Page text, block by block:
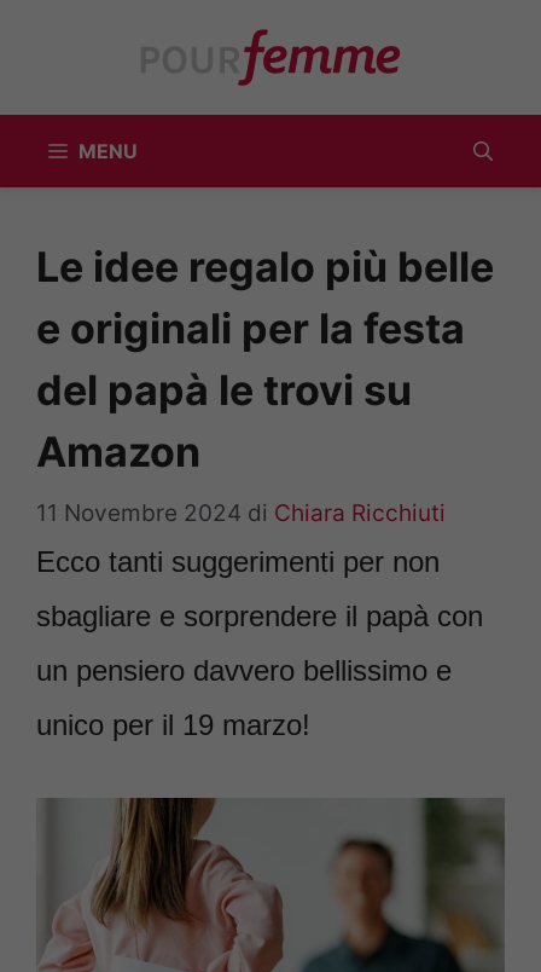
MENU
Le idee regalo più belle
e originali per la festa
del papà le trovi su
Amazon
11 Novembre 2024 di Chiara Ricchiuti
Ecco tanti suggerimenti per non
sbagliare e sorprendere il papà con
un pensiero davvero bellissimo e
unico per il 19 marzo!